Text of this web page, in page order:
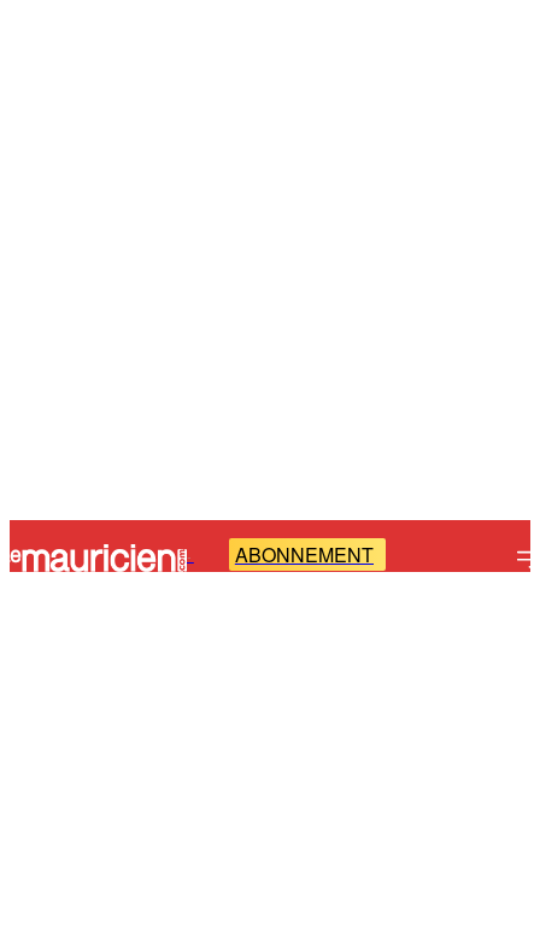
- ABONNEMENT